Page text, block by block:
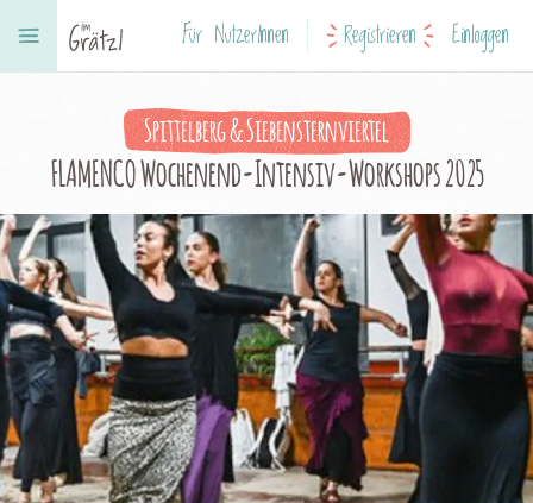
Für NutzerInnen Registrieren Einloggen
Spittelberg & Siebensternviertel
FLAMENCO Wochenend-Intensiv-Workshops 2025